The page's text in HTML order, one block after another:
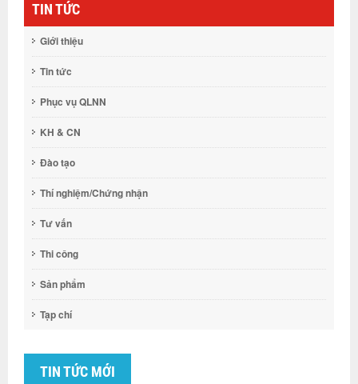
TIN TỨC
Giới thiệu
Tin tức
Phục vụ QLNN
KH & CN
Đào tạo
Thí nghiệm/Chứng nhận
Tư vấn
Thi công
Sản phẩm
Tạp chí
TIN TỨC MỚI